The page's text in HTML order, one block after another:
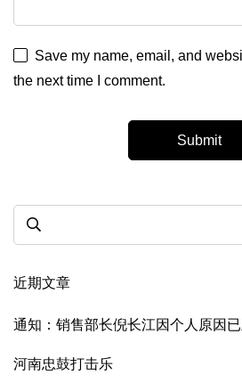
Save my name, email, and
the next time I comment.
近期文章
通知：销售部长倪长江因个人原因
河南忠鼓打击乐